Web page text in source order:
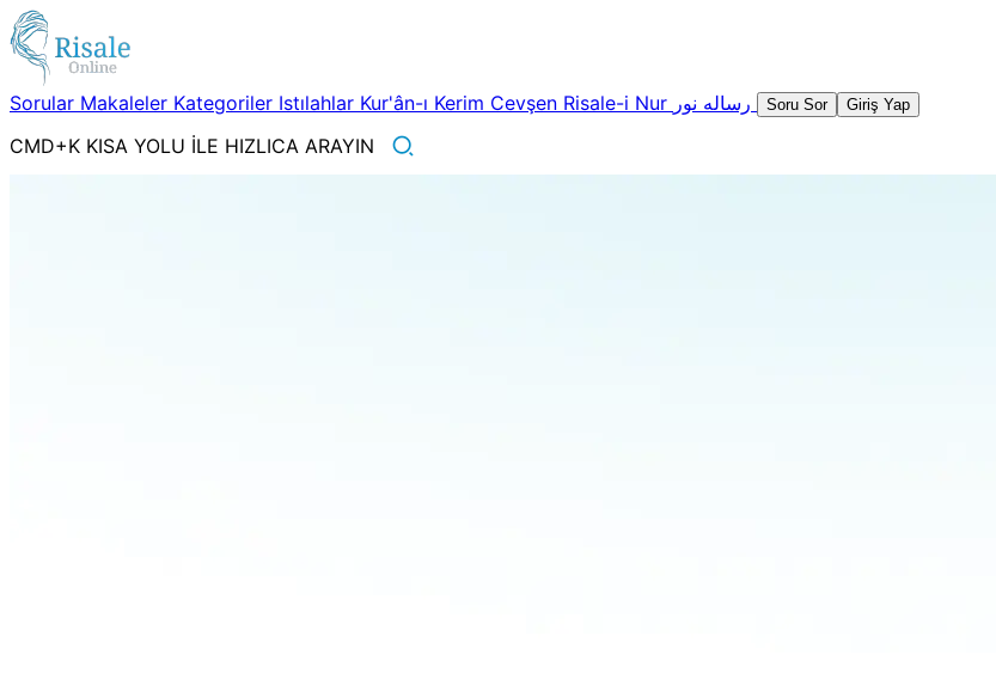
Sorular Makaleler Kategoriler Istılahlar Kur'ân-ı Kerim Cevşen Risale-i Nur Soru Sor Giriş Yap
CMD+K KISA YOLU İLE HIZLICA ARAYIN